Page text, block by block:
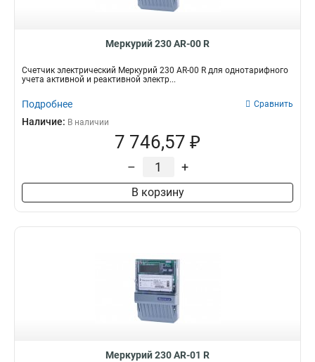
Меркурий 230 AR-00 R
Счетчик электрический Меркурий 230 AR-00 R для однотарифного
учета активной и реактивной электр...
Подробнее Сравнить
Наличие: В наличии
7 746,57 ₽
– +
В корзину
Меркурий 230 AR-01 R